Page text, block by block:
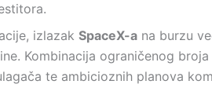
izlazak SpaceX-a na burzu
Kombinacija ograničenog
te ambicioznih planova